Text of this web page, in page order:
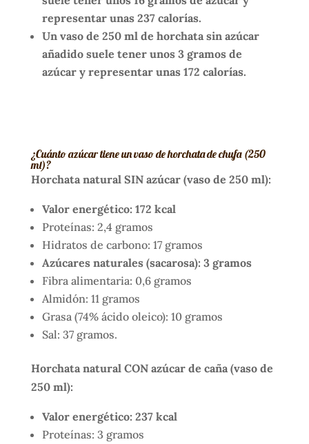
representar unas 237 calorías.
Un vaso de 250 ml de horchata sin azúcar
añadido suele tener unos 3 gramos de
azúcar y representar unas 172 calorías.
¿Cuánto azúcar tiene un vaso de horchata de chufa (250
ml)?
Horchata natural SIN azúcar (vaso de 250 ml):
Valor energético: 172 kcal
Proteínas: 2,4 gramos
Hidratos de carbono: 17 gramos
Azúcares naturales (sacarosa): 3 gramos
Fibra alimentaria: 0,6 gramos
Almidón: 11 gramos
Grasa (74% ácido oleico): 10 gramos
Sal: 37 gramos.
Horchata natural CON azúcar de caña (vaso de
250 ml):
Valor energético: 237 kcal
Proteínas: 3 gramos